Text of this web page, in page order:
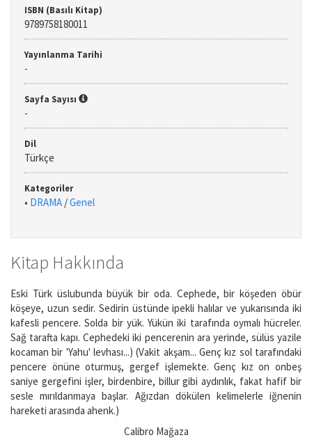
ISBN (Basılı Kitap)
9789758180011
Yayınlanma Tarihi
-
Sayfa Sayısı
-
Dil
Türkçe
Kategoriler
• DRAMA /Genel
Kitap Hakkında
Eski Türk üslubunda büyük bir oda. Cephede, bir köşeden öbür
köşeye, uzun sedir. Sedirin üstünde ipekli halılar ve yukarısında iki
kafesli pencere. Solda bir yük. Yükün iki tarafında oymalı hücreler.
Sağ tarafta kapı. Cephedeki iki pencerenin ara yerinde, sülüs yazile
kocaman bir 'Yahu' levhası...) (Vakit akşam... Genç kız sol tarafındaki
pencere önüne oturmuş, gergef işlemekte. Genç kız on onbeş
saniye gergefini işler, birdenbire, billur gibi aydınlık, fakat hafif bir
sesle mırıldanmaya başlar. Ağızdan dökülen kelimelerle iğnenin
hareketi arasında ahenk.)
Calibro Mağaza